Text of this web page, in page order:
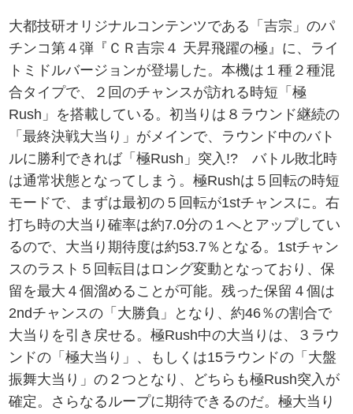
大都技研オリジナルコンテンツである「吉宗」のパ
チンコ第４弾『ＣＲ吉宗４ 天昇飛躍の極』に、ライ
トミドルバージョンが登場した。本機は１種２種混
合タイプで、２回のチャンスが訪れる時短「極
Rush」を搭載している。初当りは８ラウンド継続の
「最終決戦大当り」がメインで、ラウンド中のバト
ルに勝利できれば「極Rush」突入!? バトル敗北時
は通常状態となってしまう。極Rushは５回転の時短
モードで、まずは最初の５回転が1stチャンスに。右
打ち時の大当り確率は約7.0分の１へとアップしてい
るので、大当り期待度は約53.7％となる。1stチャン
スのラスト５回転目はロング変動となっており、保
留を最大４個溜めることが可能。残った保留４個は
2ndチャンスの「大勝負」となり、約46％の割合で
大当りを引き戻せる。極Rush中の大当りは、３ラウ
ンドの「極大当り」、もしくは15ラウンドの「大盤
振舞大当り」の２つとなり、どちらも極Rush突入が
確定。さらなるループに期待できるのだ。極大当り